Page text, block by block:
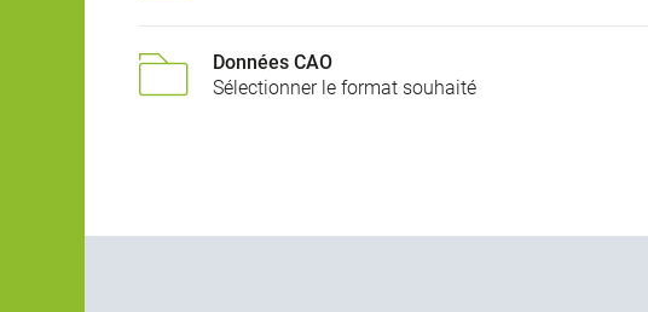
Données CAO
Sélectionner le format souhaité